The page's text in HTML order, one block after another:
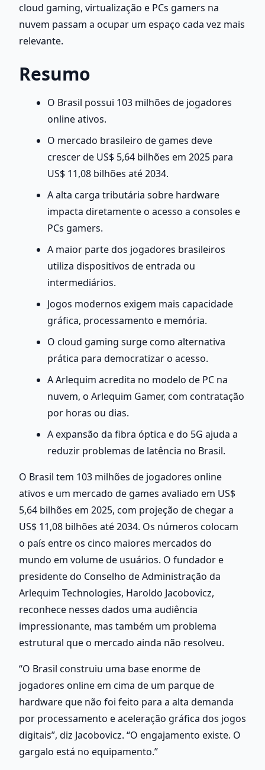
cloud gaming, virtualização e PCs gamers na
nuvem passam a ocupar um espaço cada vez mais
relevante.
Resumo
O Brasil possui 103 milhões de jogadores
online ativos.
O mercado brasileiro de games deve
crescer de US$ 5,64 bilhões em 2025 para
US$ 11,08 bilhões até 2034.
A alta carga tributária sobre hardware
impacta diretamente o acesso a consoles e
PCs gamers.
A maior parte dos jogadores brasileiros
utiliza dispositivos de entrada ou
intermediários.
Jogos modernos exigem mais capacidade
gráfica, processamento e memória.
O cloud gaming surge como alternativa
prática para democratizar o acesso.
A Arlequim acredita no modelo de PC na
nuvem, o Arlequim Gamer, com contratação
por horas ou dias.
A expansão da fibra óptica e do 5G ajuda a
reduzir problemas de latência no Brasil.
O Brasil tem 103 milhões de jogadores online
ativos e um mercado de games avaliado em US$
5,64 bilhões em 2025, com projeção de chegar a
US$ 11,08 bilhões até 2034. Os números colocam
o país entre os cinco maiores mercados do
mundo em volume de usuários. O fundador e
presidente do Conselho de Administração da
Arlequim Technologies, Haroldo Jacobovicz,
reconhece nesses dados uma audiência
impressionante, mas também um problema
estrutural que o mercado ainda não resolveu.
“O Brasil construiu uma base enorme de
jogadores online em cima de um parque de
hardware que não foi feito para a alta demanda
por processamento e aceleração gráfica dos jogos
digitais”, diz Jacobovicz. “O engajamento existe. O
gargalo está no equipamento.”